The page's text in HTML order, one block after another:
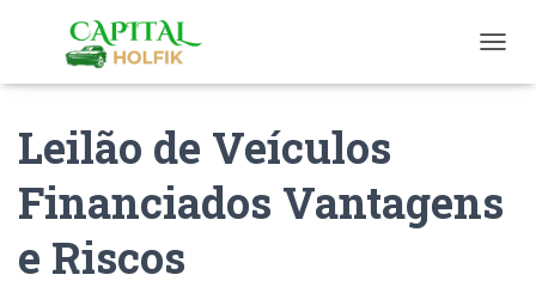
O
N
A
Leilão de Veículos
Financiados Vantagens
e Riscos